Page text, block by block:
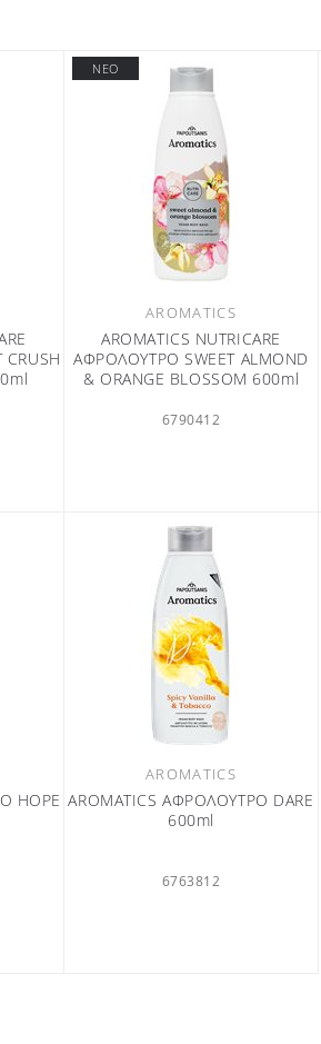
ΝΕΟ
AROMATICS
AROMATICS NUTRICARE
ΑΦΡΟΛΟΥΤΡΟ SWEET ALMOND
& ORANGE BLOSSOM 600ml
6790412
HOPE
AROMATICS
AROMATICS ΑΦΡΟΛΟΥΤΡΟ DARE
600ml
6763812